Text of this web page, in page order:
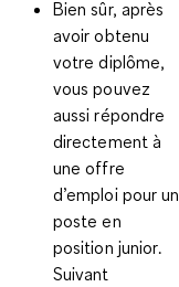
Bien sûr, après
avoir obtenu
votre diplôme,
vous pouvez
aussi répondre
directement à
une offre
d’emploi pour un
poste en
position junior.
Suivant